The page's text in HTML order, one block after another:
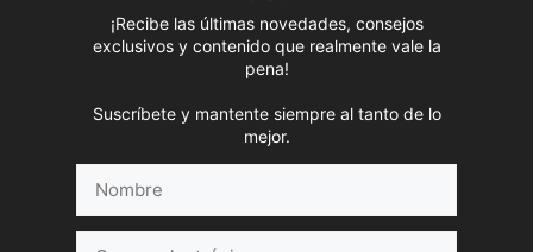
¡Recibe las últimas novedades, consejos
exclusivos y contenido que realmente vale la
pena!
Suscríbete y mantente siempre al tanto de lo
mejor.